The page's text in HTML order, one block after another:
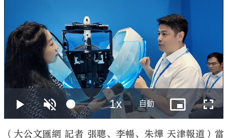
（大公文匯網 記者 張聰、李暢、朱燁 天津報道）當